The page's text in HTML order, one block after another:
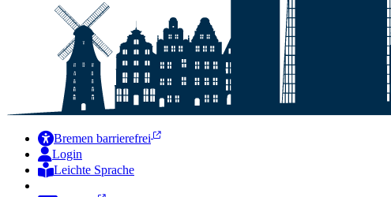
Bremen barrierefrei
Login
Leichte Sprache